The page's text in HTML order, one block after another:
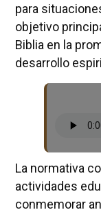
para
objetivo
Biblia en la
desarrollo
La normativa
actividades
conmemorar